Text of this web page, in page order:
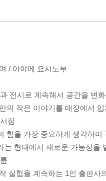
/ 아야메 요시노부
전시로 계속해서 공간을 변
의 작은 이야기를 매장에서
점
힘을 가장 중요하게 생각하
는 형태에서 새로운 가능성
실험을 계속하는 1인 출판사